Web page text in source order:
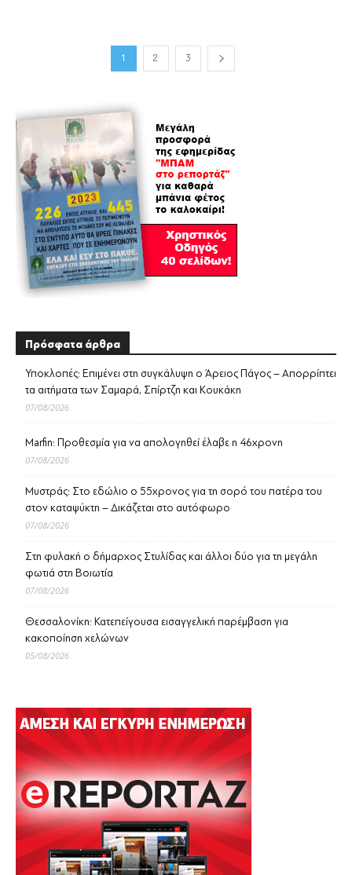
1 2 3
Πρόσφατα άρθρα
Υποκλοπές: Επιμένει στη συγκάλυψη ο Άρειος Πάγος – Απορρίπτει
τα αιτήματα των Σαμαρά, Σπίρτζη και Κουκάκη
07/08/2026
Marfin: Προθεσμία για να απολογηθεί έλαβε η 46χρονη
07/08/2026
Μυστράς: Στο εδώλιο ο 55χρονος για τη σορό του πατέρα του
στον καταψύκτη – Δικάζεται στο αυτόφωρο
07/08/2026
Στη φυλακή ο δήμαρχος Στυλίδας και άλλοι δύο για τη μεγάλη
φωτιά στη Βοιωτία
07/08/2026
Θεσσαλονίκη: Κατεπείγουσα εισαγγελική παρέμβαση για
κακοποίηση χελώνων
05/08/2026